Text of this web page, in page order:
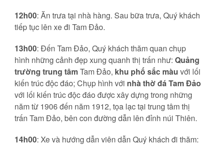
12h00: Ăn trưa tại nhà hàng. Sau bữa trưa, Quý khách
tiếp tục lên xe đi Tam Đảo.
13h00: Đến Tam Đảo, Quý khách thăm quan chụp
hình những cảnh đẹp xung quanh thị trấn như: Quảng
trường trung tâmTam Đảo, khu phố sắc màu với lối
kiến trúc độc đáo; Chụp hình với nhà thờ đá Tam Đảo
với lối kiến trúc độc đáo được xây dựng trong những
năm từ 1906 đến năm 1912, tọa lạc tại trung tâm thị
trấn Tam Đảo, bên con đường dẫn lên đỉnh núi Thiên.
14h00: Xe và hướng dẫn viên dẫn Quý khách đi thăm: